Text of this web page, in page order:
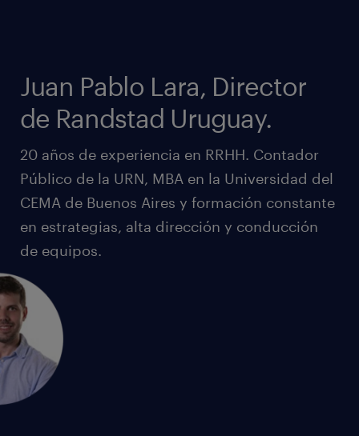
Juan Pablo Lara, Director
de Randstad Uruguay.
20 años de experiencia en RRHH. Contador
Público de la URN, MBA en la Universidad del
CEMA de Buenos Aires y formación constante
en estrategias, alta dirección y conducción
de equipos.